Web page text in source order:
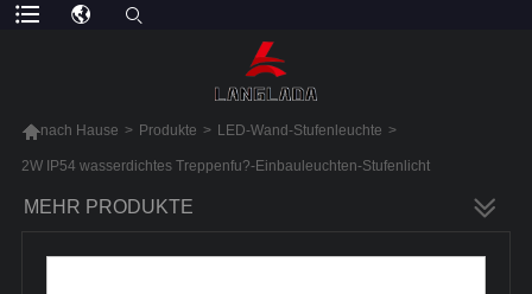
nach Hause > Produkte > LED-Wand-Stufenleuchte >
2W IP54 wasserdichtes Treppenfu?-Einbauleuchten-Stufenlicht
MEHR PRODUKTE